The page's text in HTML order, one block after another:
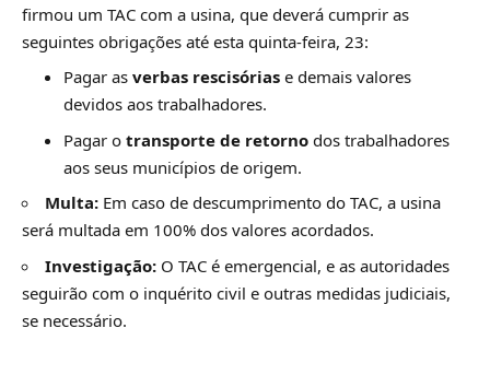
firmou um TAC com a usina, que deverá cumprir as
seguintes obrigações até esta quinta-feira, 23:
Pagar as verbas rescisóriase demais valores
devidos aos trabalhadores.
Pagar o transporte de retornodos trabalhadores
aos seus municípios de origem.
Multa: Em caso de descumprimento do TAC, a usina
será multada em 100% dos valores acordados.
Investigação: O TAC é emergencial, e as autoridades
seguirão com o inquérito civil e outras medidas judiciais,
se necessário.